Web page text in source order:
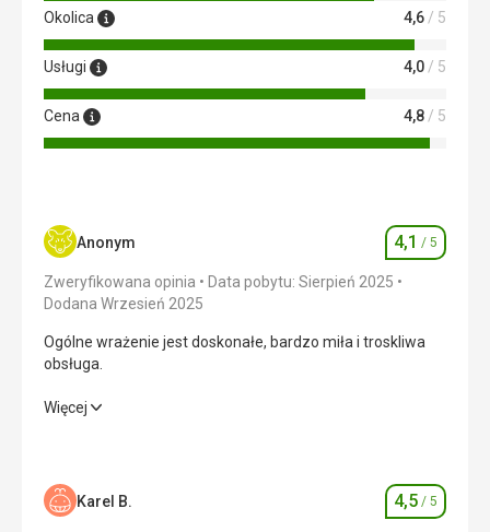
Okolica 4,6 / 5
Usługi 4,0 / 5
Cena 4,8 / 5
Anonym Ocena
4,1 / 5
Zweryfikowana opinia
Data pobytu: Sierpień 2025
Dodana Wrzesień 2025
Ogólne wrażenie jest doskonałe, bardzo miła i troskliwa
obsługa.
Ogólne wrażenie jest doskonałe, bardzo miła i troskliwa
Zakwaterowanie 3,0/ 5
Więcej
Karel B. Ocena
4,5 / 5